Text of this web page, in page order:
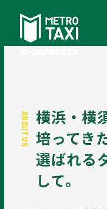
01
タクシーを呼
02
03
ABOUT US 横浜・横
培ってき
選ばれる
して。